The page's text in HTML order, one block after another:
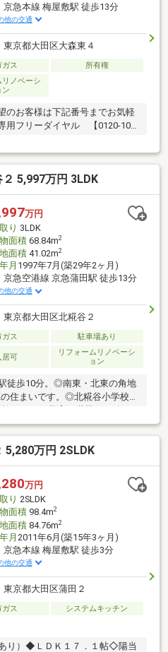
京急本線 梅屋敷駅 徒歩13分
他の交通
東京都大田区大森東４
ガス 所有権
リノベーシ
ン
のお客様は下記番号までお気軽
用フリーダイヤル 【0120-104-
5,997万円 3LDK
万円
り 3LDK
面積68.84m2
面積41.02m2
月 1997年7月(築29年2ヶ月)
京急空港線 京急蒲田駅 徒歩13分
他の交通
東京都大田区北糀谷２
ガス 駐車場あり
居可
リフォームリノベーシ
ョン
徒歩10分。◎南東・北東の角地
住まいです。◎北糀谷小学校ま
車種による）。住宅瑕疵保険付
をご希望の方は『見学予約をす
い。【資料請求】は上記ボタ
は⇒TEL0120-002-237【通話料
す♪□現地／物件見学（30分
□ご希望条件のご相談（15分
5,280万円 2SLDK
万円
り 2SLDK
面積98.4m2
面積84.76m2
月 2011年6月(築15年3ヶ月)
京急本線 梅屋敷駅 徒歩3分
他の交通
東京都大田区蒲田２
ガス
システムキッチン
り）◆ＬＤＫ１７．１帖◇陽当